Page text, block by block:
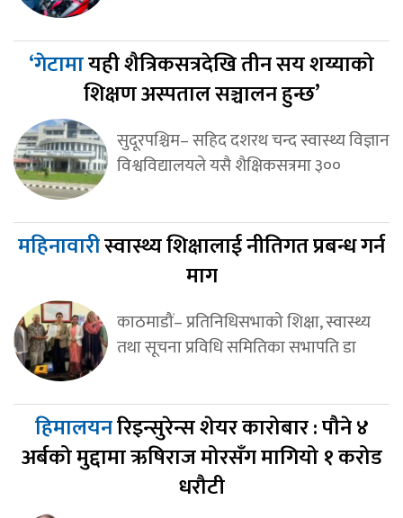
‘गेटामायही शैत्रिकसत्रदेखि तीन सय शय्याको
शिक्षण अस्पताल सञ्चालन हुन्छ’
सुदूरपश्चिम– सहिद दशरथ चन्द स्वास्थ्य विज्ञान
विश्वविद्यालयले यसै शैक्षिकसत्रमा ३००
महिनावारीस्वास्थ्य शिक्षालाई नीतिगत प्रबन्ध गर्न
माग
काठमाडौं– प्रतिनिधिसभाको शिक्षा, स्वास्थ्य
तथा सूचना प्रविधि समितिका सभापति डा
हिमालयनरिइन्सुरेन्स शेयर कारोबार : पौने ४
अर्बको मुद्दामा ऋषिराज मोरसँग मागियो १ करोड
धरौटी